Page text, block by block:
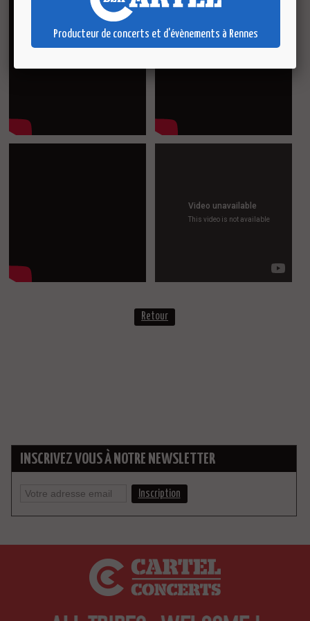
Retour
INSCRIVEZ VOUS À NOTRE NEWSLETTER
Producteur de concerts et d'évènements à Rennes